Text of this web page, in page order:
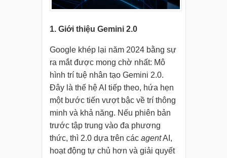
1. Giới thiệu Gemini 2.0
Google khép lại năm 2024 bằng sự
ra mắt được mong chờ nhất: Mô
hình trí tuệ nhân tạo Gemini 2.0.
Đây là thế hệ AI tiếp theo, hứa hẹn
một bước tiến vượt bậc về trí thông
minh và khả năng. Nếu phiên bản
trước tập trung vào đa phương
thức, thì 2.0 dựa trên các agentAI,
hoạt động tự chủ hơn và giải quyết